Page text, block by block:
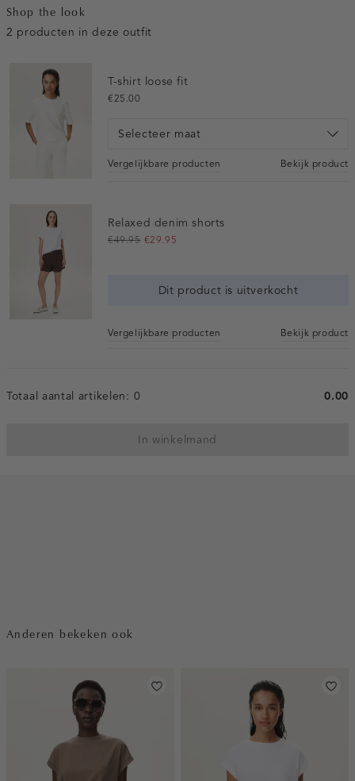
Shop the look
2 producten in deze outfit
T-shirt loose fit
€25.00
Selecteer maat
Vergelijkbare producten Bekijk product
Relaxed denim shorts
€49.95 €29.95
Dit product is uitverkocht
Vergelijkbare producten Bekijk product
Totaal aantal artikelen: 0 0.00
In winkelmand
Anderen bekeken ook